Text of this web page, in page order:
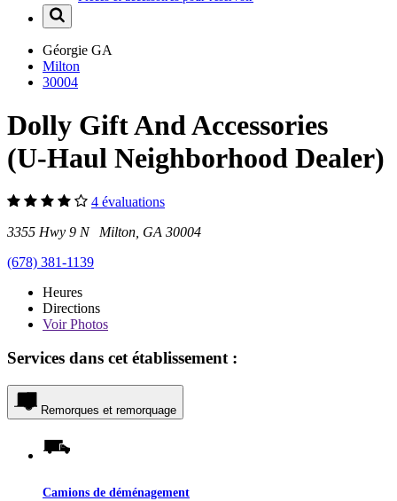
Géorgie GA
Milton
30004
Dolly Gift And Accessories
(U-Haul Neighborhood Dealer)
4 évaluations
3355 Hwy 9 N Milton, GA 30004
(678) 381-1139
Heures
Directions
VoirPhotos
Services dans cet établissement :
Remorques et remorquage
Camions de déménagement